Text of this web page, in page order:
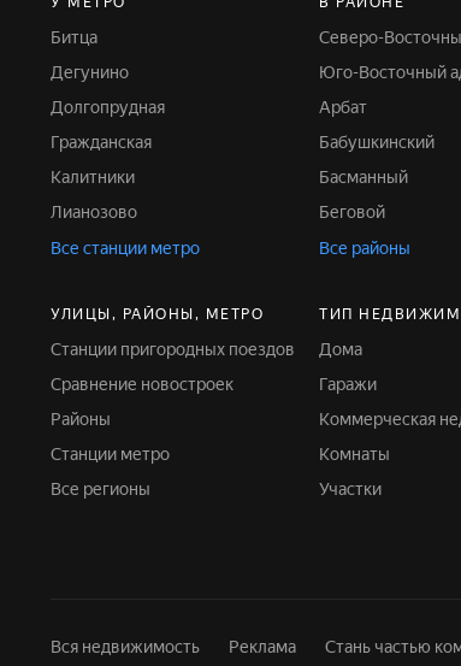
Битца
Дегунино
Долгопрудная
Гражданская
Калитники
Лианозово
Все станции метро
Северо-
Юго-Восточный
Арбат
Бабушкинский
Басманный
Беговой
Все районы
УЛИЦЫ, РАЙОНЫ, МЕТРО
Станции пригородных поездов
Сравнение новостроек
Районы
Станции метро
Все регионы
ТИП
Дома
Гаражи
Коммерческая
Комнаты
Участки
Вся недвижимость Реклама Стань частью